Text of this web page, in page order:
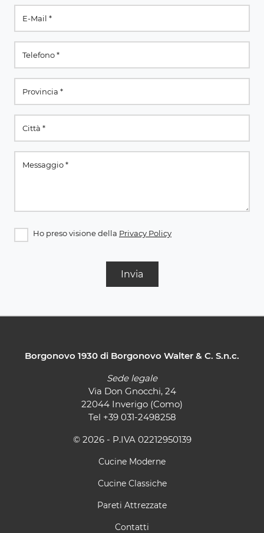
Ho preso visione della Privacy Policy
Invia
Borgonovo 1930 di Borgonovo Walter & C. S.n.c.
Sede legale
Via Don Gnocchi, 24
22044 Inverigo (Como)
Tel +39 031-2498258
© 2026 - P.IVA 02212950139
Cucine Moderne
Cucine Classiche
Pareti Attrezzate
Contatti